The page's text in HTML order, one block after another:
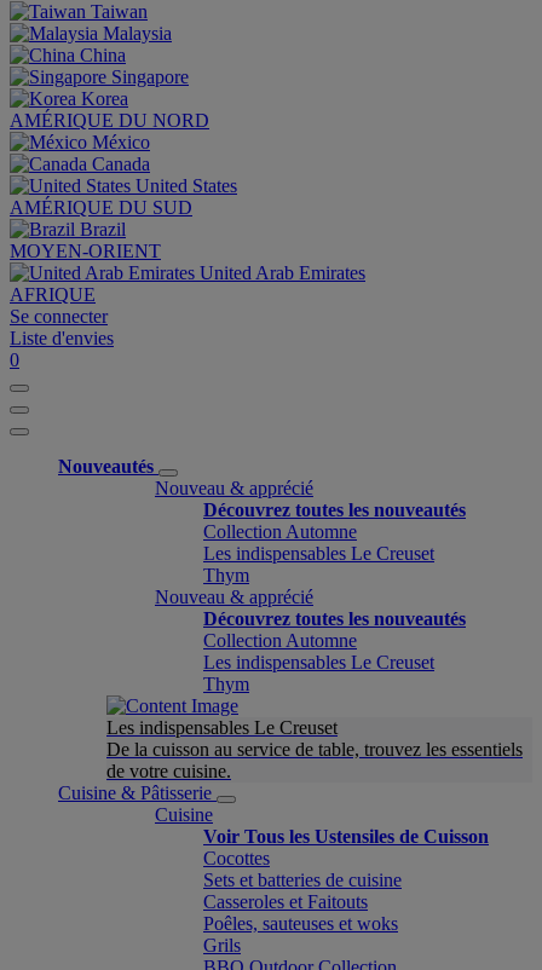
Taiwan
Malaysia
China
Singapore
Korea
AMÉRIQUE DU NORD
México
Canada
United States
AMÉRIQUE DU SUD
Brazil
MOYEN-ORIENT
United Arab Emirates
AFRIQUE
Se connecter
Liste d'envies
0
Nouveautés
Nouveau & apprécié
Découvrez toutes les nouveautés
Collection Automne
Les indispensables Le Creuset
Thym
Nouveau & apprécié
Découvrez toutes les nouveautés
Collection Automne
Les indispensables Le Creuset
Thym
Les indispensables Le Creuset
De la cuisson au service de table, trouvez les essentiels
de votre cuisine.
Cuisine & Pâtisserie
Cuisine
Voir Tous les Ustensiles de Cuisson
Cocottes
Sets et batteries de cuisine
Casseroles et Faitouts
Poêles, sauteuses et woks
Grils